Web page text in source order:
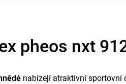
pheos nxt
nabízejí atraktivní sportovní